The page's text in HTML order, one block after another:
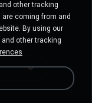
other tracking
coming from and
By using our
other tracking